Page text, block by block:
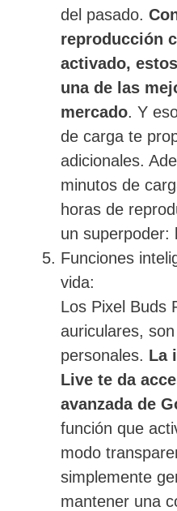
del pasado.
reproducción
activado,
una de las
mercado. Y
de carga te
adicionales.
minutos de
horas de
un superpoder:
Funciones
vida:
Los Pixel Buds
auriculares,
personales. La
Live te da
avanzada de
función que
modo
simplemente
mantener una